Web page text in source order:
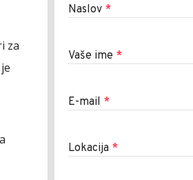
za
Naslov *
Vaše ime *
E-mail *
Lokacija *